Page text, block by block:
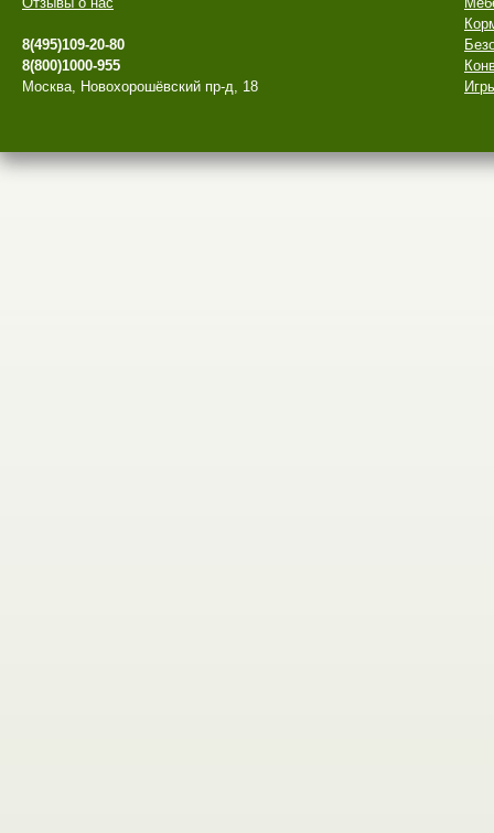
8(495)109-20-80
8(800)1000-955
Москва, Новохорошёвский пр-д, 18